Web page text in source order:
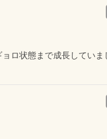
ロ状態まで成長していま